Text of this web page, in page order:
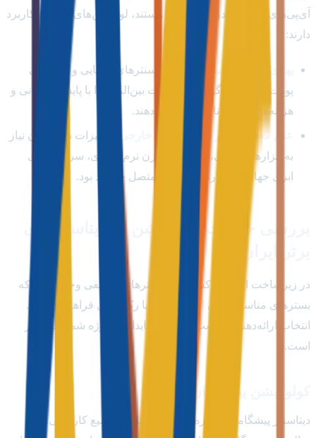
آی‌پی‌های بدون محدودیت جهانی هستند، لوکیشن‌های خارجی کاربرد
دارند:
پهنای باند وسیع بین‌المللی:
دیتاسنترهای اروپایی و آمریکایی
پورت‌های مالتی‌گیگابیتی اینترنت بین‌الملل را با پایداری جهانی و
هزینه‌های بسیار ناچیز ارائه می‌دهند.
عدم محدودیت در لایه‌های API خارجی:
تجهیزات شما بدون نیاز
به ابزارهای جانبی، به تمام مخازن نرم‌افزاری، سرویس‌های
ابری جهانی و ابزارهای توسعه متصل خواهند بود.
بررسی خدمات کولوکیشن در دیتاسنترهای
برتر ایران
در زیرساخت اینترنتی کشور، دیتاسنترهای مختلفی وجود دارند که
بسترهای مناسبی برای اجاره یونیت
یا رک کامل فراهم کرده‌اند.
انتخاب ارائه‌دهنده مناسب، بر برآیند پایداری پروژه شما تاثیرگذار
است.
کولوکیشن پیشگامان
دیتاسنتر پیشگامان با بهره‌گیری از فضاهای وسیع کارگاهی و